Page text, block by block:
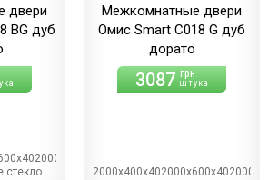
двери
BG дуб
стекло
Межкомнатные двери
Омис Smart С018 G дуб
дорато
3087 грн
штука